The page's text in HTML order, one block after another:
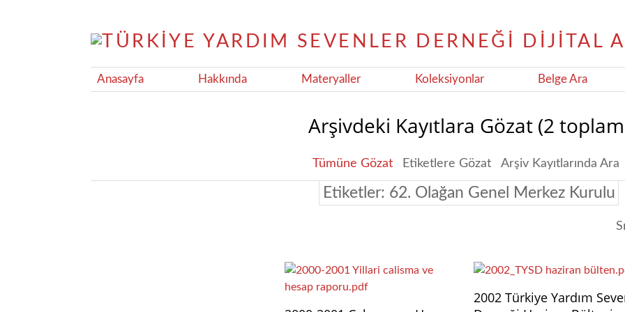
Anasayfa Hakkında Materyaller Koleksiyonlar Belge Ara
Arşivdeki Kayıtlara Gözat (2
Tümüne Gözat Etiketlere Gözat Arşiv Kayıtlarında Ara
Etiketler: 62. Olağan Genel Merkez Kurulu
2002 Türkiye Yardım